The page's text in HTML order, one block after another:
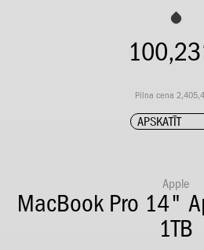
100,23
Pilna cena
APSKATĪT
Apple
MacBook Pro 14"
1TB